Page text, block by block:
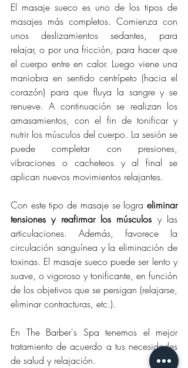
El masaje sueco es uno de los tipos de
masajes más completos. Comienza con
unos deslizamientos sedantes, para
relajar, o por una fricción, para hacer que
el cuerpo entre en calor. Luego viene una
maniobra en sentido centrípeto (hacia el
corazón) para que fluya la sangre y se
renueve. A continuación se realizan los
amasamientos, con el fin de tonificar y
nutrir los músculos del cuerpo. La sesión se
puede completar con presiones,
vibraciones o cacheteos y al final se
aplican nuevos movimientos relajantes.
Con este tipo de masaje se logra eliminar
tensiones y reafirmar los músculos y las
articulaciones. Además, favorece la
circulación sanguínea y la eliminación de
toxinas. El masaje sueco puede ser lento y
suave, o vigoroso y tonificante, en función
de los objetivos que se persigan (relajarse,
eliminar contracturas, etc.).
En The Barber's Spa tenemos el mejor
tratamiento de acuerdo a tus necesidades
de salud y relajación.